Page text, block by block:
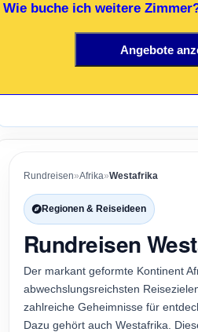
Wie buche ich weitere
Rundreisen»Afrika»Westafrika
Regionen & Reiseideen
Rundreisen
Der markant geformte Kontinent
abwechslungsreichsten
zahlreiche Geheimnisse für
Dazu gehört auch Westafrika.